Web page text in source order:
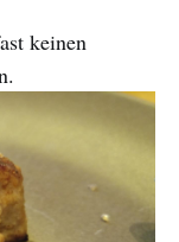
keinen